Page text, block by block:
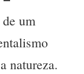
de um
natureza.